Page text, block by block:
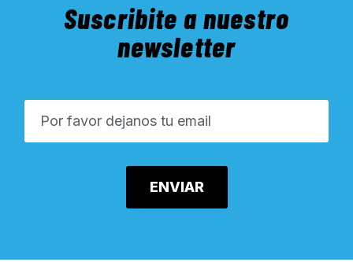
Suscribite a nuestro
newsletter